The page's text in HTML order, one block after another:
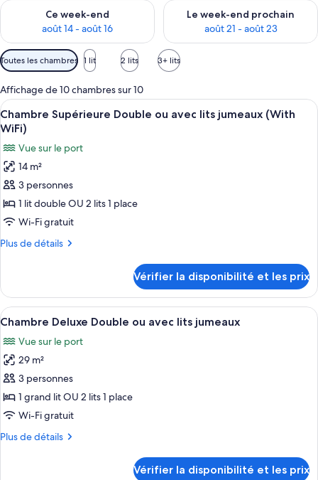
Ce week-end
août 14 - août 16
Vérifier la disponibilité pour ce week-end août 14 - août 16
Le week-end prochain
août 21 - août 23
Vérifier la disponibilité pour
Filtres
disponibles
pour
les
chambres
Toutes les chambres 1 lit 2 lits 3+ lits
Affichage de 10 chambres sur 10
Afficher
toutes
photos
pour
ce
type
de
chambre :
Double
ou
avec
lits
jumeaux
(With
WiFi)
Une chambre d’hôtel avec deux
3
Chambre Supérieure Double ou avec lits jumeaux (With
WiFi)
Vue sur le port
14 m²
3 personnes
1 lit double OU 2 lits 1 place
Wi-Fi gratuit
Plus de détails
Plus
le
type
de
Chambre
Supérieure
Double
ou
avec
lits
jumeaux
(With
Vérifier la disponibilité et les prix
Afficher
toutes
les
photos
pour
ce
type
chambre :
Une chambre d’hôtel avec un
4
Chambre Deluxe Double ou avec lits jumeaux
Vue sur le port
29 m²
3 personnes
1 grand lit OU 2 lits 1 place
Wi-Fi gratuit
Plus de détails
Plus
Vérifier la disponibilité et les prix